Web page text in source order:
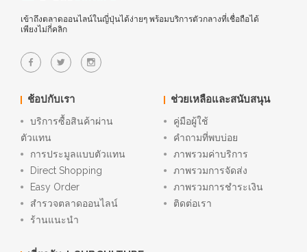
เข้าถึงตลาดออนไลน์ในญี่ปุ่นได้ง่ายๆ พร้อมบริการตัวกลางที่เชื่อถือได้
เพียงไม่กี่คลิก
ช้อปกับเรา
บริการซื้อสินค้าผ่าน
ตัวแทน
การประมูลแบบตัวแทน
Direct Shopping
Easy Order
สำรวจตลาดออนไลน์
ร้านแนะนำ
ช่วยเหลือและสนับสนุน
คู่มือผู้ใช้
คำถามที่พบบ่อย
ภาพรวมค่าบริการ
ภาพรวมการจัดส่ง
ภาพรวมการชำระเงิน
ติดต่อเรา